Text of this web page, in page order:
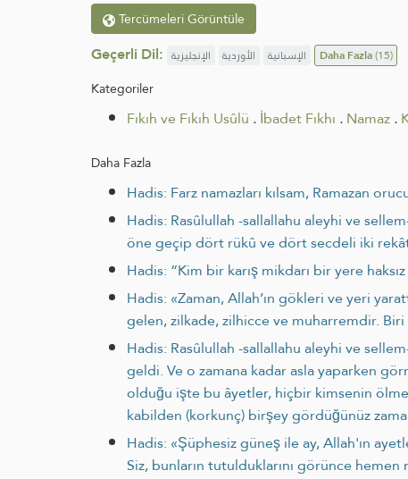
Tercümeleri Görüntüle
Geçerli Dil: الإنجليزية الأوردية الإسبانية Daha Fazla(15)
Kategoriler
Fıkıh ve Fıkıh Usûlü .İbadet Fıkhı .Namaz.
Daha Fazla
Hadis: Farz namazları kılsam, Ramazan
Hadis: Rasûlullah -sallallahu aleyhi ve
öne geçip dört rükû ve dört secdeli iki rekât
Hadis: “Kim bir karış mikdarı bir yere
Hadis: «Zaman, Allah’ın gökleri ve yeri
gelen, zilkade, zilhicce ve muharremdir.
Hadis: Rasûlullah -sallallahu aleyhi ve
gel­di. Ve o zamana kadar asla yaparken
olduğu işte bu âyetler, hiçbir kimsenin
kabilden (korkunç) birşey gördüğünüz
Hadis: «Şüphesiz güneş ile ay, Allah'ın
Siz, bunların tutulduklarını görünce